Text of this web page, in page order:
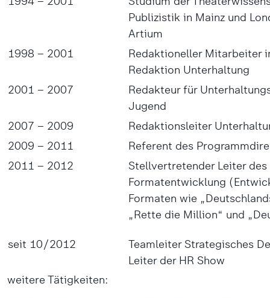
Publizistik in Mainz und
Artium
1998 – 2001
Redaktioneller Mitarbeiter
Redaktion Unterhaltung
2001 – 2007
Redakteur für
Jugend
2007 – 2009
Redaktionsleiter
2009 – 2011
Referent des
2011 – 2012
Stellvertretender Leiter
Formatentwicklung
Formaten wie
„Rette die Million“ und
seit 10/2012
Teamleiter Strategisches
Leiter der HR Show
weitere Tätigkeiten: